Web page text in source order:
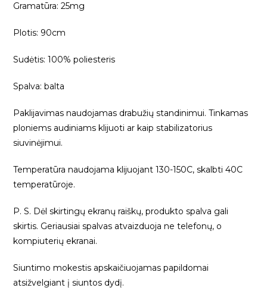
Gramatūra: 25mg
Plotis: 90cm
Sudėtis: 100% poliesteris
Spalva: balta
Paklijavimas naudojamas drabužių standinimui. Tinkamas
ploniems audiniams klijuoti ar kaip stabilizatorius
siuvinėjimui.
Temperatūra naudojama klijuojant 130-150C, skalbti 40C
temperatūroje.
P. S. Dėl skirtingų ekranų raiškų, produkto spalva gali
skirtis. Geriausiai spalvas atvaizduoja ne telefonų, o
kompiuterių ekranai.
Siuntimo mokestis apskaičiuojamas papildomai
atsižvelgiant į siuntos dydį.